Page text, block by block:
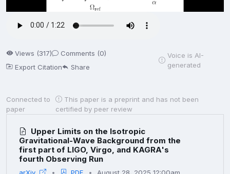
Views (317)
Comments (0)
Export Citation
Share
Voice is AI-
generated
Connected to
paper
This paper is a preprint and has not been
certified by peer review
Upper Limits on the Isotropic
Gravitational-Wave Background from the
first part of LIGO, Virgo, and KAGRA's
fourth Observing Run
arXiv PDF August 28, 2025 12:00am